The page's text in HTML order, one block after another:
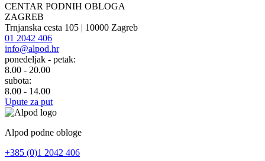
CENTAR PODNIH OBLOGA
ZAGREB
Trnjanska cesta 105 | 10000 Zagreb
01 2042 406
info@alpod.hr
ponedeljak - petak:
8.00 - 20.00
subota:
8.00 - 14.00
Upute za put
Alpod podne obloge
+385 (0)1 2042 406